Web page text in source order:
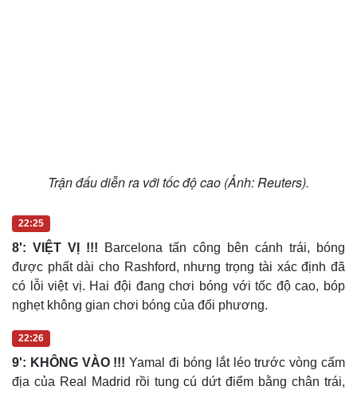
Sức khỏe
Dinh dưỡng - món ngon
Cây thuốc
Sản phụ khoa
Nhi khoa
Nam khoa
Phòng mạch online
Ăn sạch sống khỏe
Nhà đẹp
Tình yêu - Gia đình
Trận đấu diễn ra với tốc độ cao (Ảnh: Reuters).
22:25
8': VIỆT VỊ !!! Barcelona tấn công bên cánh trái, bóng
được phất dài cho Rashford, nhưng trọng tài xác định đã
có lỗi việt vị. Hai đội đang chơi bóng với tốc độ cao, bóp
nghẹt không gian chơi bóng của đối phương.
22:26
9': KHÔNG VÀO !!!Yamal đi bóng lắt léo trước vòng cấm
địa của Real Madrid rồi tung cú dứt điểm bằng chân trái,